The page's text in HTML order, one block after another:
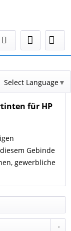
Select Language▼
für HP
Gebinde
gewerbliche